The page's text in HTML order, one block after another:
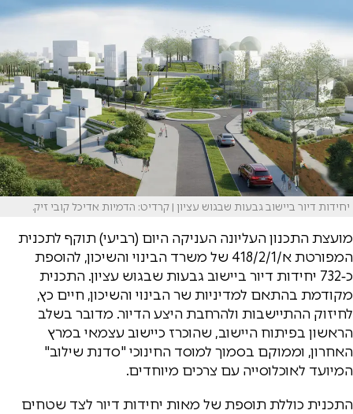
יחידות דיור ביישוב גבעות שבגוש עציון | קרדיט: הדמיות אדיכל קובי זיק.
מועצת התכנון העליונה העניקה היום (רביעי) תוקף לתכנית
המפורטת א/418/2/1 של משרד הבינוי והשיכון, להוספת
כ‑732 יחידות דיור ביישוב גבעות שבגוש עציון. התכנית
מקודמת בהתאם למדיניות שר הבינוי והשיכון, חיים כץ,
לחיזוק ההתיישבות ולהרחבת היצע הדיור. מדובר בשלב
הראשון בפיתוח היישוב, שהוכרז כיישוב עצמאי במרץ
האחרון, וממוקם בסמוך למוסד החינוכי "סדנת שילוב"
המיועד לאוכלוסייה עם צרכים מיוחדים.
התכנית כוללת תוספת של מאות יחידות דיור לצד שטחים